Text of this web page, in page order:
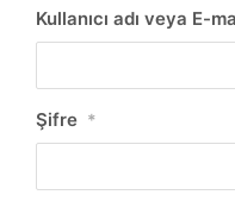
Kullanıcı adı veya E-
Şifre *
NBY Akıllı Asistan
AI kullanmadan, sitedeki